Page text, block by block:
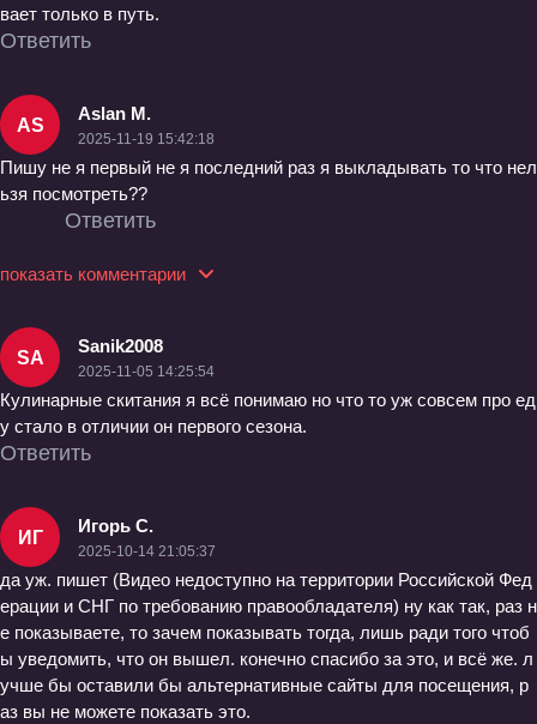
вает только в путь.
Ответить
AS
Aslan M.
2025-11-19 15:42:18
Пишу не я первый не я последний раз я выкладывать то что нел
ьзя посмотреть??
Ответить
показать комментарии
SA
Sanik2008
2025-11-05 14:25:54
Кулинарные скитания я всё понимаю но что то уж совсем про ед
у стало в отличии он первого сезона.
Ответить
ИГ
Игорь С.
2025-10-14 21:05:37
да уж. пишет (Видео недоступно на территории Российской Фед
ерации и СНГ по требованию правообладателя) ну как так, раз н
е показываете, то зачем показывать тогда, лишь ради того чтоб
ы уведомить, что он вышел. конечно спасибо за это, и всё же. л
учше бы оставили бы альтернативные сайты для посещения, р
аз вы не можете показать это.